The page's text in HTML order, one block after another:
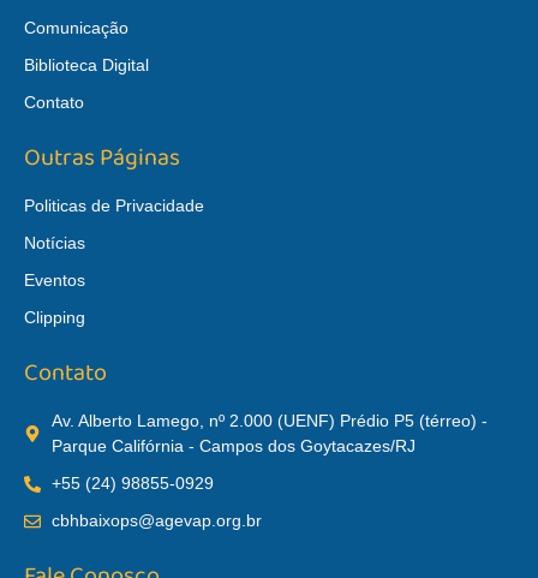
Comunicação
Biblioteca Digital
Contato
Outras Páginas
Politicas de Privacidade
Notícias
Eventos
Clipping
Contato
Av. Alberto Lamego, nº 2.000 (UENF) Prédio P5 (térreo) -
Parque Califórnia - Campos dos Goytacazes/RJ
+55 (24) 98855-0929
cbhbaixops@agevap.org.br